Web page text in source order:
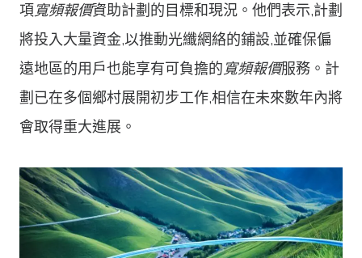
項寬頻報價資助計劃的目標和現況。他們表示,計劃
將投入大量資金,以推動光纖網絡的鋪設,並確保偏
遠地區的用戶也能享有可負擔的 寬頻報價服務。計
劃已在多個鄉村展開初步工作,相信在未來數年內將
會取得重大進展。